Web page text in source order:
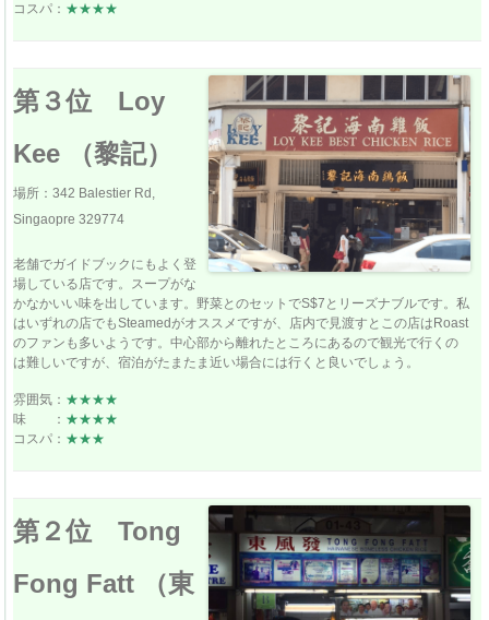
コスパ： ★★★★
第３位 Loy
Kee （黎記）
場所：342 Balestier Rd,
Singaopre 329774
老舗でガイドブックにもよく登
場している店です。スープがな
かなかいい味を出しています。野菜とのセットでS$7とリーズナブルです。私
はいずれの店でもSteamedがオススメですが、店内で見渡すとこの店はRoast
のファンも多いようです。中心部から離れたところにあるので観光で行くの
は難しいですが、宿泊がたまたま近い場合には行くと良いでしょう。
雰囲気： ★★★★
味 ： ★★★★
コスパ： ★★★
第２位 Tong
Fong Fatt （東